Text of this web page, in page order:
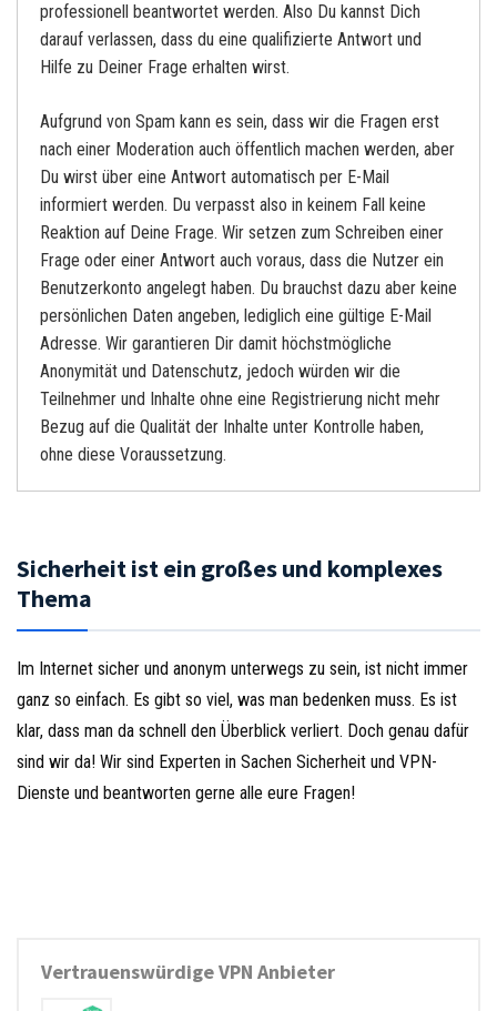
professionell beantwortet werden. Also Du kannst Dich
darauf verlassen, dass du eine qualifizierte Antwort und
Hilfe zu Deiner Frage erhalten wirst.
Aufgrund von Spam kann es sein, dass wir die Fragen erst
nach einer Moderation auch öffentlich machen werden, aber
Du wirst über eine Antwort automatisch per E-Mail
informiert werden. Du verpasst also in keinem Fall keine
Reaktion auf Deine Frage. Wir setzen zum Schreiben einer
Frage oder einer Antwort auch voraus, dass die Nutzer ein
Benutzerkonto angelegt haben. Du brauchst dazu aber keine
persönlichen Daten angeben, lediglich eine gültige E-Mail
Adresse. Wir garantieren Dir damit höchstmögliche
Anonymität und Datenschutz, jedoch würden wir die
Teilnehmer und Inhalte ohne eine Registrierung nicht mehr
Bezug auf die Qualität der Inhalte unter Kontrolle haben,
ohne diese Voraussetzung.
Sicherheit ist ein großes und komplexes
Thema
Im Internet sicher und anonym unterwegs zu sein, ist nicht immer
ganz so einfach. Es gibt so viel, was man bedenken muss. Es ist
klar, dass man da schnell den Überblick verliert. Doch genau dafür
sind wir da! Wir sind Experten in Sachen Sicherheit und VPN-
Dienste und beantworten gerne alle eure Fragen!
Vertrauenswürdige VPN Anbieter